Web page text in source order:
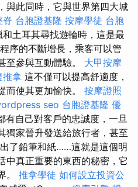
與此同時，它與世界第四大城
脊 台胞證基隆 按摩學徒 台胞
土耳其尋找遊輪時，這是最
序的不斷增長，乘客可以管
至參與互動體驗。 大甲按摩
推拿 這不僅可以提高舒適度，
而使其更加愉快。 按摩證照
seo 台胞證基隆 優
有自己對客戶的忠誠度，一旦
獨家晉升發送給旅行者，甚至
了鉛筆和紙……這就是這個明
中真正重要的東西的秘密，它
。 推拿學徒 如何設立投資公